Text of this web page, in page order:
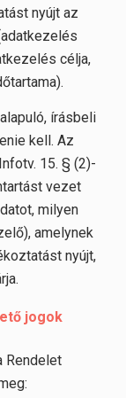
nyújt az
célja,
írásbeli
kell. Az
15. § (2)-
vezet
milyen
amelynek
nyújt,
jogok
Rendelet